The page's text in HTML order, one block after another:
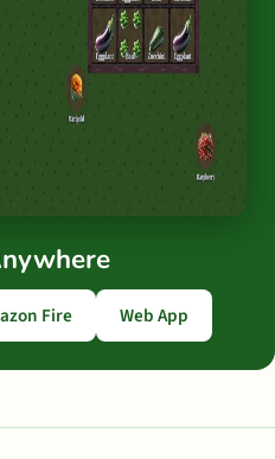
Fire Web App